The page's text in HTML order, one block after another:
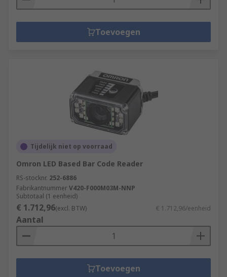
Toevoegen
Tijdelijk niet op voorraad
Omron LED Based Bar Code Reader
RS-stocknr. 252-6886
FabrikantnummerV420-F000M03M-NNP
Subtotaal (1 eenheid)
€ 1.712,96(excl. BTW) € 1.712,96/eenheid
Aantal
Toevoegen